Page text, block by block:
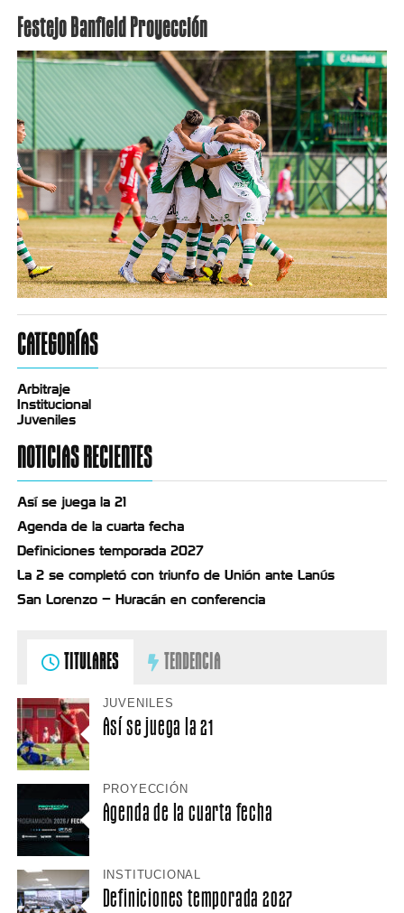
Festejo Banfield Proyección
CATEGORÍAS
Arbitraje
Institucional
Juveniles
NOTICIAS RECIENTES
Así se juega la 21
Agenda de la cuarta fecha
Definiciones temporada 2027
La 2 se completó con triunfo de Unión ante Lanús
San Lorenzo – Huracán en conferencia
TITULARES TENDENCIA
JUVENILES
Así se juega la 21
PROYECCIÓN
Agenda de la cuarta fecha
INSTITUCIONAL
Definiciones temporada 2027